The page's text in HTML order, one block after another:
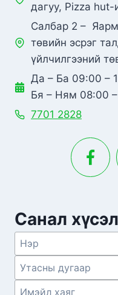
Санал
дагуу, Pizza
Салбар 2 –
төвийн эсрэг
үйлчилгээний
Да – Ба 09:00 –
Бя – Ням 08:00
7701 2828